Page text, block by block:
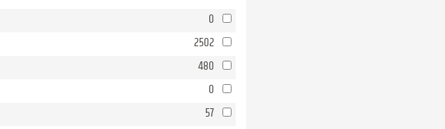
0
2502
480
0
57